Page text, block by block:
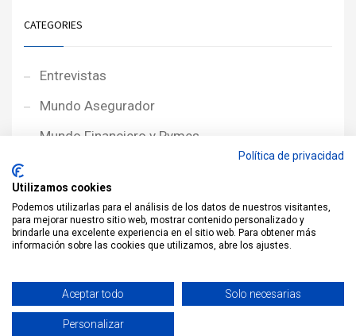
CATEGORIES
Entrevistas
Mundo Asegurador
Mundo Financiero y Pymes
Noticias NewcorRED
Protagonistas
Sin categoría
Política de privacidad
Utilizamos cookies
Podemos utilizarlas para el análisis de los datos de nuestros visitantes,
para mejorar nuestro sitio web, mostrar contenido personalizado y
brindarle una excelente experiencia en el sitio web. Para obtener más
información sobre las cookies que utilizamos, abre los ajustes.
Aceptar todo Solo necesarias
Personalizar